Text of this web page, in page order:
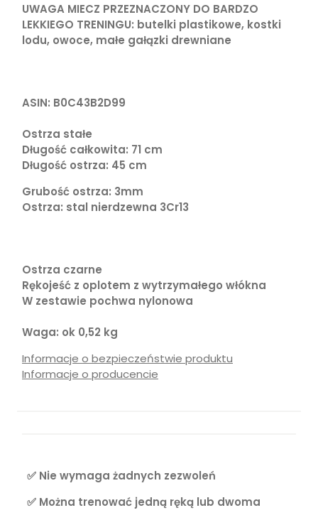
UWAGA MIECZ PRZEZNACZONY DO BARDZO
LEKKIEGO TRENINGU: butelki plastikowe, kostki
lodu, owoce, małe gałązki drewniane
ASIN: B0C43B2D99
Ostrza stałe
Długość całkowita: 71 cm
Długość ostrza: 45 cm
Grubość ostrza: 3mm
Ostrza: stal nierdzewna 3Cr13
Ostrza czarne
Rękojeść z oplotem z wytrzymałego włókna
W zestawie pochwa nylonowa
Waga: ok 0,52 kg
Informacje o bezpieczeństwie produktu
Informacje o producencie
✅ Nie wymaga żadnych zezwoleń
✅ Można trenować jedną ręką lub dwoma